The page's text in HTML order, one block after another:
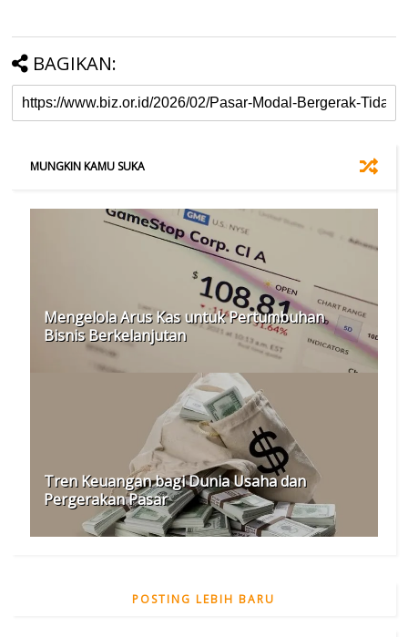
BAGIKAN:
MUNGKIN KAMU SUKA
Mengelola Arus Kas untuk Pertumbuhan
Bisnis Berkelanjutan
Tren Keuangan bagi Dunia Usaha dan
Pergerakan Pasar
POSTING LEBIH BARU